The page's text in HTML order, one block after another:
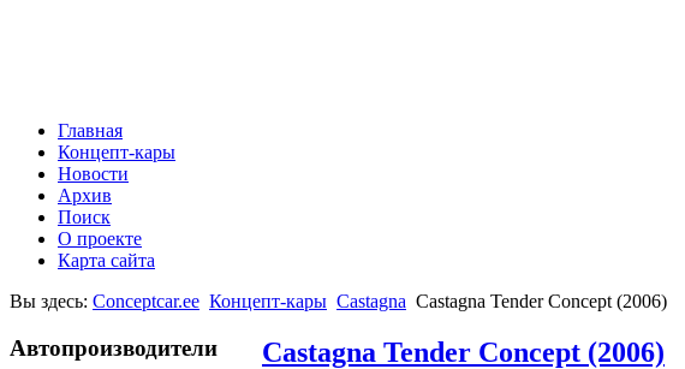
Главная
Концепт-кары
Новости
Архив
Поиск
О проекте
Карта сайта
Вы здесь: Conceptcar.ee Концепт-кары Castagna Castagna Tender Concept (2006)
Автопроизводители Castagna Tender Concept (2006)